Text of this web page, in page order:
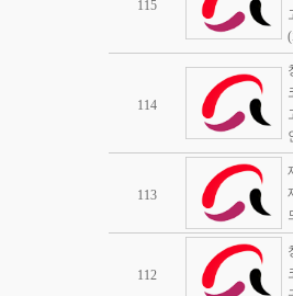
115
114
113
112